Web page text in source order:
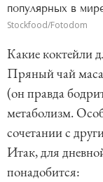
популярных в
Stockfood/Fotodom
Какие коктейли
Пряный чай
(он правда
метаболизм.
сочетании с
Итак, для
понадобится: